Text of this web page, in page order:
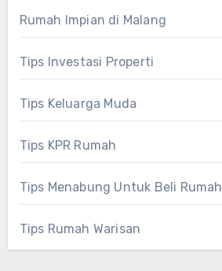
Rumah Impian di Malang
Tips Investasi Properti
Tips Keluarga Muda
Tips KPR Rumah
Tips Menabung Untuk Beli Rumah
Tips Rumah Warisan